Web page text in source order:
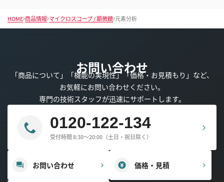
移
動
動
HOME 商品情報 マイクロスコープ / 顕微鏡 元素分析
お問い合わせ
「商品について」「機能の実現性」「価格・お見積もり」など、
お気軽にお問い合わせください。
専門の技術スタッフが迅速にサポートします。
0120-122-134
受付時間 8:30～20:00（土日・祝日除く）
お問い合わせ 価格・見積